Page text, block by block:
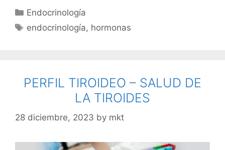
Endocrinología
endocrinología, hormonas
PERFIL TIROIDEO – SALUD DE
LA TIROIDES
28 diciembre, 2023 by mkt